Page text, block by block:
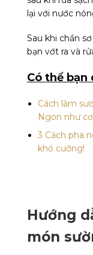
lại với nước
Sau khi chần
bạn vớt ra và
Có thể bạn
Cách làm
Ngon như
3 Cách pha
khó cưỡng!
Hướng
món